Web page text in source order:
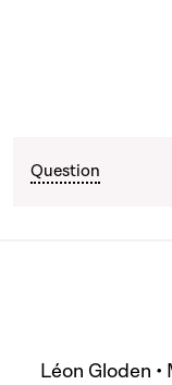
Question
Léon Gloden